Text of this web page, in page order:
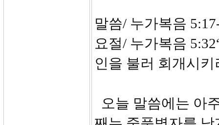
말씀/ 누가복음
요절/ 누가복음
인을 불러 회개시키
오늘 말씀에는 아